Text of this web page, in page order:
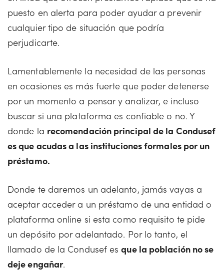
puesto en alerta para poder ayudar a prevenir
cualquier tipo de situación que podría
perjudicarte.
Lamentablemente la necesidad de las personas
en ocasiones es más fuerte que poder detenerse
por un momento a pensar y analizar, e incluso
buscar si una plataforma es confiable o no. Y
donde la recomendación principal de la Condusef
es que acudas a las instituciones formales por un
préstamo.
Donde te daremos un adelanto, jamás vayas a
aceptar acceder a un préstamo de una entidad o
plataforma online si esta como requisito te pide
un depósito por adelantado. Por lo tanto, el
llamado de la Condusef esque la población no se
deje engañar.